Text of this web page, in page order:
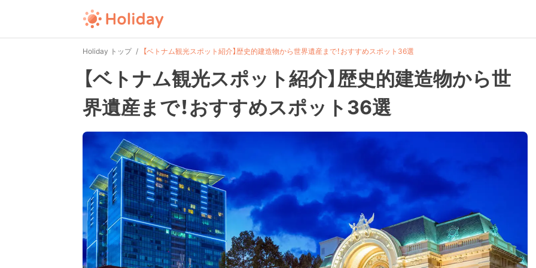
Holiday トップ 【ベトナム観光スポット紹介】歴史的建造物から世界遺産まで！おすすめスポット36選
【ベトナム観光スポット紹介】歴史的建造物から世
界遺産まで！おすすめスポット36選